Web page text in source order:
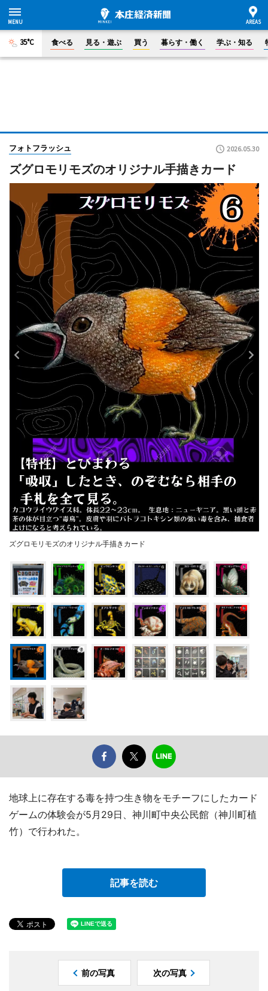
35°C 食べる 見る・遊ぶ 買う 暮らす・働く 学ぶ・知る
フォトフラッシュ 2026.05.30
ズグロモリモズのオリジナル手描きカード
ズグロモリモズのオリジナル手描きカード
地球上に存在する毒を持つ生き物をモチーフにしたカード
ゲームの体験会が5月29日、神川町中央公民館（神川町植
竹）で行われた。
記事を読む
前の写真 次の写真